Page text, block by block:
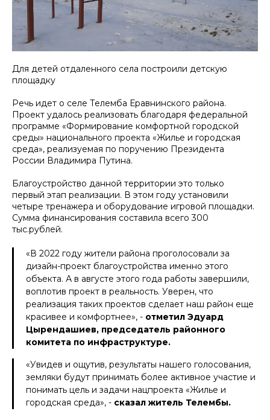
Для детей отдаленного села построили детскую
площадку
Речь идет о селе Телемба Еравнинского района.
Проект удалось реализовать благодаря федеральной
программе «Формирование комфортной городской
среды» национального проекта «Жилье и городская
среда», реализуемая по поручению Президента
России Владимира Путина.
Благоустройство данной территории это только
первый этап реализации. В этом году установили
четыре тренажера и оборудование игровой площадки.
Сумма финансирования составила всего 300
тыс.рублей.
«В 2022 году жители района проголосовали за
дизайн-проект благоустройства именно этого
объекта. А в августе этого года работы завершили,
воплотив проект в реальность. Уверен, что
реализация таких проектов сделает наш район еще
красивее и комфортнее», - отметил Эдуард
Цырендашиев, председатель районного
комитета по инфраструктуре.
«Увидев и ощутив, результаты нашего голосования,
земляки будут принимать более активное участие и
понимать цель и задачи нацпроекта «Жилье и
городская среда», - сказал житель Телембы.